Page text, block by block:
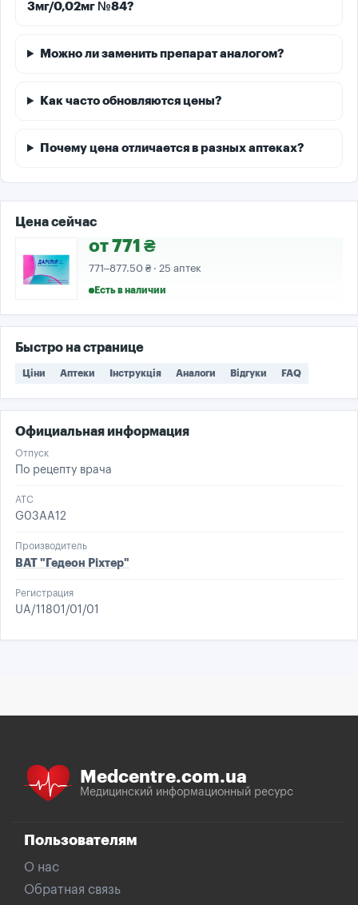
3мг/0,02мг №84?
Можно ли заменить препарат аналогом?
Как часто обновляются цены?
Почему цена отличается в разных аптеках?
Цена сейчас
от 771 ₴
771–877.50 ₴ · 25 аптек
Есть в наличии
Быстро на странице
Ціни Аптеки Інструкція Аналоги Відгуки FAQ
Официальная информация
Отпуск
По рецепту врача
ATC
G03AA12
Производитель
ВАТ "Гедеон Ріхтер"
Регистрация
UA/11801/01/01
Medcentre.com.ua
Медицинский информационный ресурс
Пользователям
О нас
Обратная связь